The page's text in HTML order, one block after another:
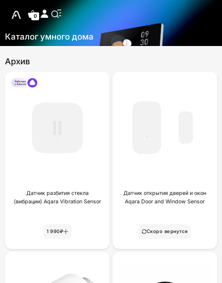
0
Каталог умного дома
Архив
Датчик разбития стекла
(вибрации) Aqara Vibration Sensor
1 990₽
Датчик открытия дверей и окон
Aqara Door and Window Sensor
Скоро вернутся